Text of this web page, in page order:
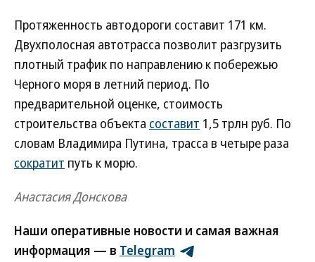
Протяженность автодороги составит 171 км.
Двухполосная автотрасса позволит разгрузить
плотный трафик по направлению к побережью
Черного моря в летний период. По
предварительной оценке, стоимость
строительства объекта составит 1,5 трлн руб. По
словам Владимира Путина, трасса в четыре раза
сократит путь к морю.
Анастасия Донскова
Наши оперативные новости и самая важная
информация — в Telegram